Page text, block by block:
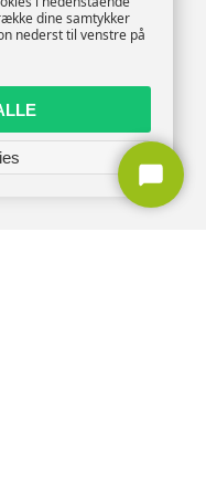
dine samtykker
nederst til venstre på